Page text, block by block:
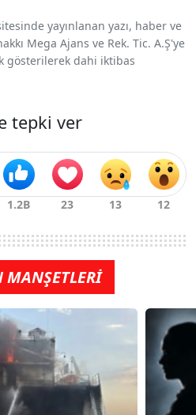
yayınlanan yazı, haber ve
Mega Ajans ve Rek. Tic. A.Ş'ye
gösterilerek dahi iktibas
tepki ver
MANŞETLERİ